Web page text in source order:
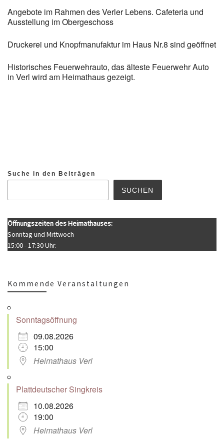
Angebote im Rahmen des Verler Lebens. Cafeteria und
Ausstellung im Obergeschoss
Druckerei und Knopfmanufaktur im Haus Nr.8 sind geöffnet
Historisches Feuerwehrauto, das älteste Feuerwehr Auto
in Verl wird am Heimathaus gezeigt.
Suche in den Beiträgen
SUCHEN
Öffnungszeiten des Heimathauses:
Sonntag und Mittwoch
15:00 - 17:30 Uhr.
Kommende Veranstaltungen
Sonntagsöffnung
09.08.2026
15:00
Heimathaus Verl
Plattdeutscher Singkreis
10.08.2026
19:00
Heimathaus Verl